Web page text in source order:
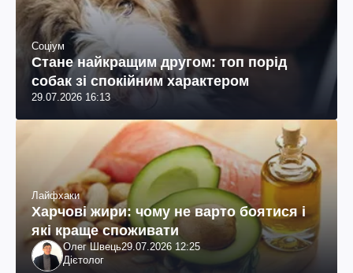
Соціум
Стане найкращим другом: топ порід
собак зі спокійним характером
29.07.2026 16:13
Лайфхаки
Харчові жири: чому не варто боятися і
які краще споживати
Олег Швець29.07.2026 12:25
Дієтолог